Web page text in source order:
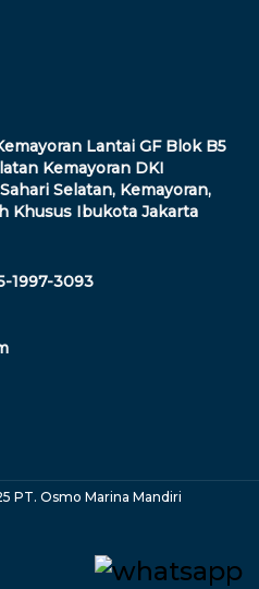
Lantai GF Blok B5
Kemayoran DKI
Selatan, Kemayoran,
Khusus Ibukota Jakarta
1997-3093
PT. Osmo Marina Mandiri